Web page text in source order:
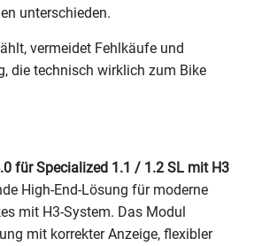
unterschieden.
vermeidet Fehlkäufe und
die technisch wirklich zum Bike
für Specialized 1.1 / 1.2 SL mit H3
High-End-Lösung für moderne
mit H3-System. Das Modul
mit korrekter Anzeige, flexibler